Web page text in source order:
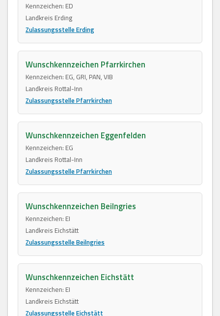
Kennzeichen: ED
Landkreis Erding
Zulassungsstelle Erding
Wunschkennzeichen Pfarrkirchen
Kennzeichen: EG, GRI, PAN, VIB
Landkreis Rottal-Inn
Zulassungsstelle Pfarrkirchen
Wunschkennzeichen Eggenfelden
Kennzeichen: EG
Landkreis Rottal-Inn
Zulassungsstelle Pfarrkirchen
Wunschkennzeichen Beilngries
Kennzeichen: EI
Landkreis Eichstätt
Zulassungsstelle Beilngries
Wunschkennzeichen Eichstätt
Kennzeichen: EI
Landkreis Eichstätt
Zulassungsstelle Eichstätt